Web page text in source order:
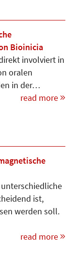
Bioinicia
involviert in
oralen
in der…
read more
ist,
werden soll.
read more